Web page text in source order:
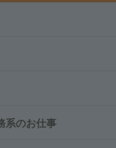
系のお仕事